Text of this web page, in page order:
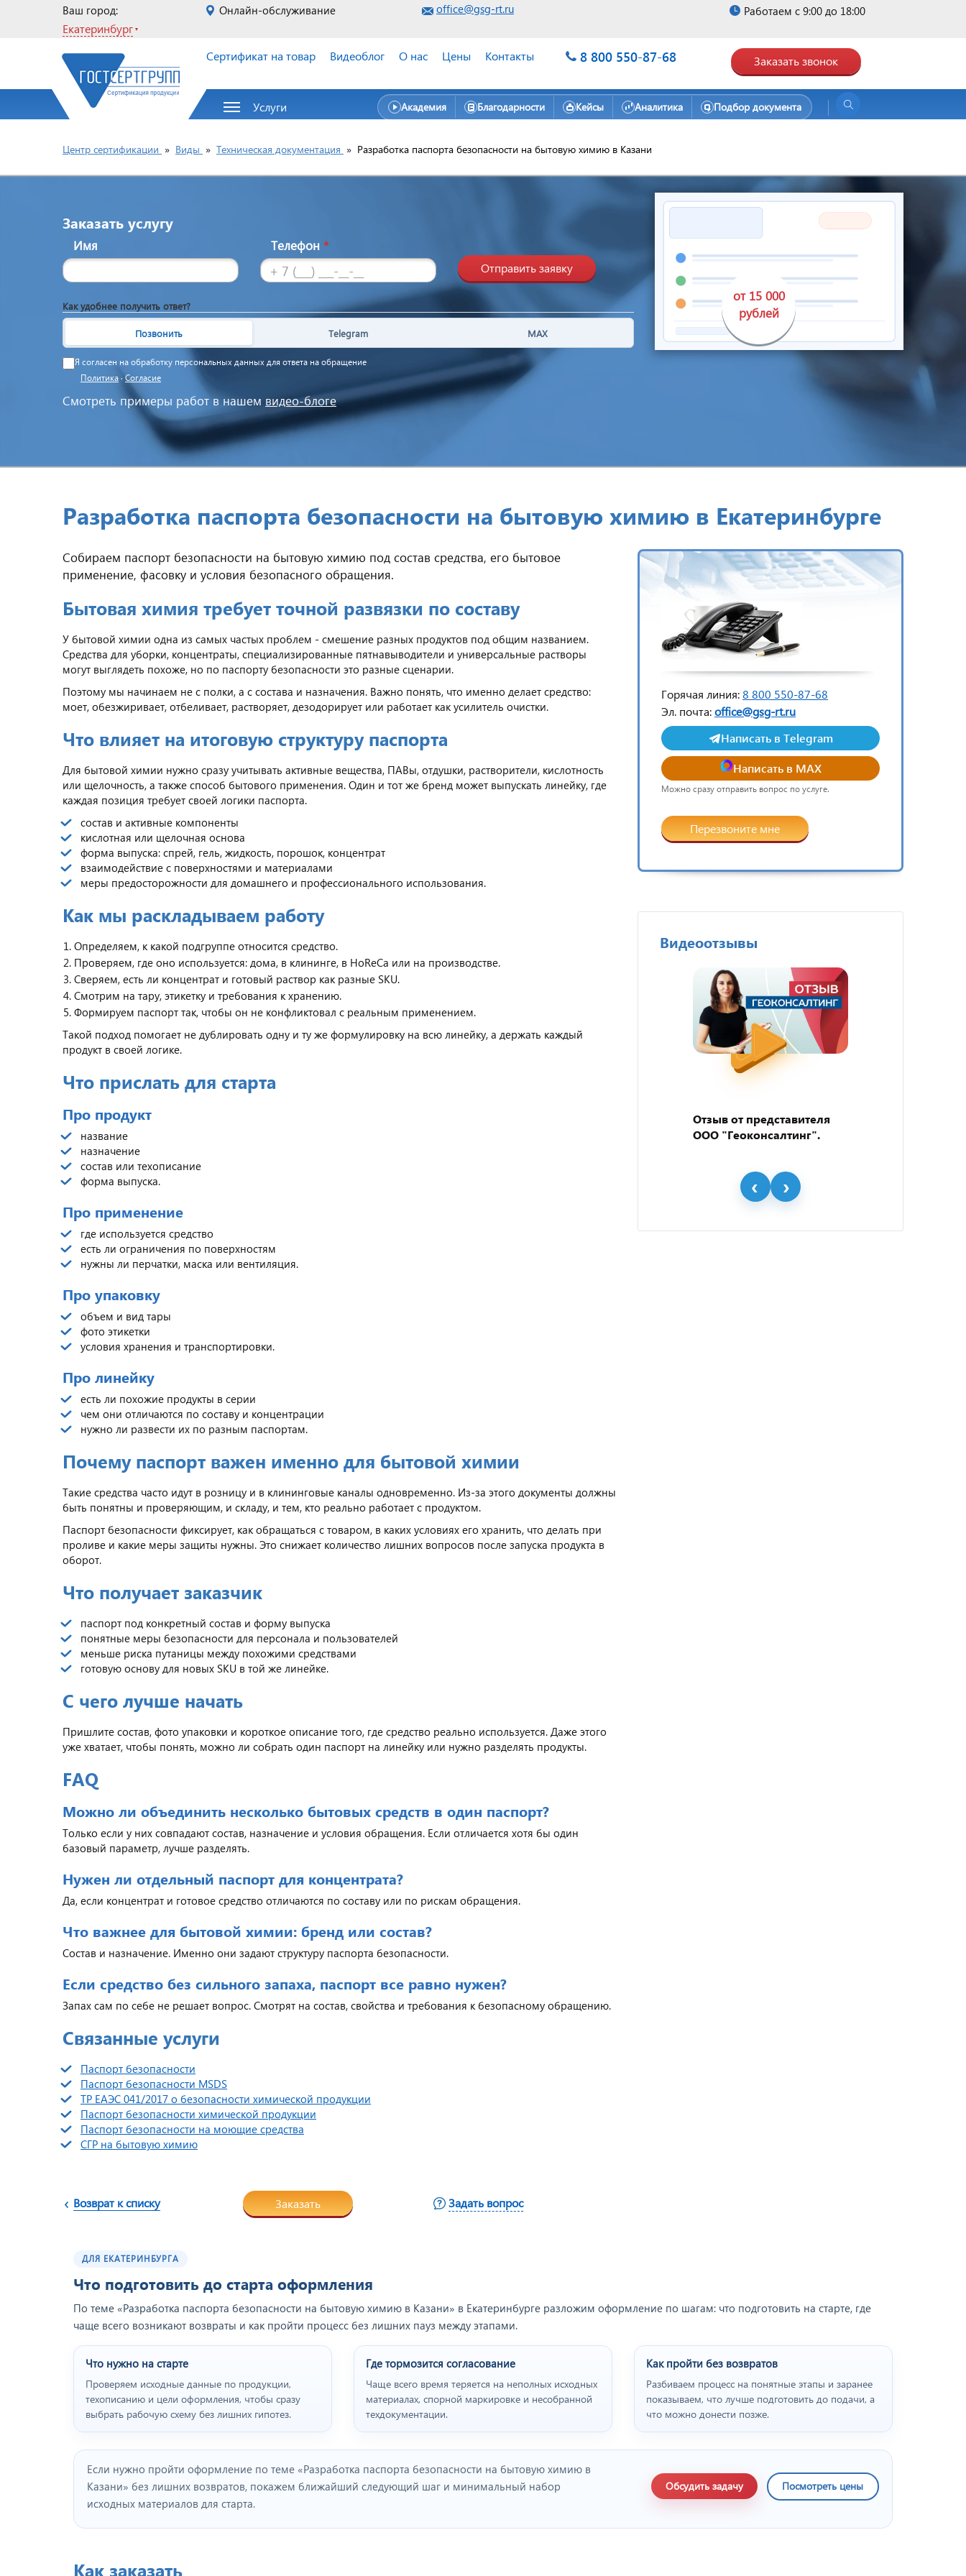
Ваш город:
Екатеринбург
Онлайн-обслуживание office@gsg-rt.ru Работаем с 9:00 до 18:00
Сертификат на товар Видеоблог О нас Цены Контакты 8 800 550-87-68 Заказать звонок
Услуги Академия Благодарности Кейсы Аналитика Подбор документа
Центр сертификации » Виды » Техническая документация » Разработка паспорта безопасности на бытовую химию в Казани
Заказать услугу
Имя Телефон *
Отправить заявку
Как удобнее получить ответ?
Позвонить Telegram MAX
Я согласен на обработку персональных данных для ответа на обращение
Политика ·Согласие
Смотреть примеры работ в нашем видео-блоге
от 15 000
рублей
Разработка паспорта безопасности на бытовую химию в Екатеринбурге
Собираем паспорт безопасности на бытовую химию под состав средства, его бытовое
применение, фасовку и условия безопасного обращения.
Бытовая химия требует точной развязки по составу
У бытовой химии одна из самых частых проблем - смешение разных продуктов под общим названием.
Средства для уборки, концентраты, специализированные пятнавыводители и универсальные растворы
могут выглядеть похоже, но по паспорту безопасности это разные сценарии.
Поэтому мы начинаем не с полки, а с состава и назначения. Важно понять, что именно делает средство:
моет, обезжиривает, отбеливает, растворяет, дезодорирует или работает как усилитель очистки.
Что влияет на итоговую структуру паспорта
Для бытовой химии нужно сразу учитывать активные вещества, ПАВы, отдушки, растворители, кислотность
или щелочность, а также способ бытового применения. Один и тот же бренд может выпускать линейку, где
каждая позиция требует своей логики паспорта.
состав и активные компоненты
кислотная или щелочная основа
форма выпуска: спрей, гель, жидкость, порошок, концентрат
взаимодействие с поверхностями и материалами
меры предосторожности для домашнего и профессионального использования.
Как мы раскладываем работу
Определяем, к какой подгруппе относится средство.
Проверяем, где оно используется: дома, в клининге, в HoReCa или на производстве.
Сверяем, есть ли концентрат и готовый раствор как разные SKU.
Смотрим на тару, этикетку и требования к хранению.
Формируем паспорт так, чтобы он не конфликтовал с реальным применением.
Такой подход помогает не дублировать одну и ту же формулировку на всю линейку, а держать каждый
продукт в своей логике.
Что прислать для старта
Про продукт
название
назначение
состав или техописание
форма выпуска.
Про применение
где используется средство
есть ли ограничения по поверхностям
нужны ли перчатки, маска или вентиляция.
Про упаковку
объем и вид тары
фото этикетки
условия хранения и транспортировки.
Про линейку
есть ли похожие продукты в серии
чем они отличаются по составу и концентрации
нужно ли развести их по разным паспортам.
Почему паспорт важен именно для бытовой химии
Такие средства часто идут в розницу и в клининговые каналы одновременно. Из-за этого документы должны
быть понятны и проверяющим, и складу, и тем, кто реально работает с продуктом.
Паспорт безопасности фиксирует, как обращаться с товаром, в каких условиях его хранить, что делать при
проливе и какие меры защиты нужны. Это снижает количество лишних вопросов после запуска продукта в
оборот.
Что получает заказчик
паспорт под конкретный состав и форму выпуска
понятные меры безопасности для персонала и пользователей
меньше риска путаницы между похожими средствами
готовую основу для новых SKU в той же линейке.
С чего лучше начать
Пришлите состав, фото упаковки и короткое описание того, где средство реально используется. Даже этого
уже хватает, чтобы понять, можно ли собрать один паспорт на линейку или нужно разделять продукты.
FAQ
Можно ли объединить несколько бытовых средств в один паспорт?
Только если у них совпадают состав, назначение и условия обращения. Если отличается хотя бы один
базовый параметр, лучше разделять.
Нужен ли отдельный паспорт для концентрата?
Да, если концентрат и готовое средство отличаются по составу или по рискам обращения.
Что важнее для бытовой химии: бренд или состав?
Состав и назначение. Именно они задают структуру паспорта безопасности.
Если средство без сильного запаха, паспорт все равно нужен?
Запах сам по себе не решает вопрос. Смотрят на состав, свойства и требования к безопасному обращению.
Связанные услуги
Паспорт безопасности
Паспорт безопасности MSDS
ТР ЕАЭС 041/2017 о безопасности химической продукции
Паспорт безопасности химической продукции
Паспорт безопасности на моющие средства
СГР на бытовую химию
Возврат к списку Заказать Задать вопрос
Горячая линия:8 800 550-87-68
Эл. почта:office@gsg-rt.ru
Написать в Telegram
Написать в MAX
Можно сразу отправить вопрос по услуге.
Перезвоните мне
Видеоотзывы
Отзыв от представителя
ООО "Геоконсалтинг".
ДЛЯ ЕКАТЕРИНБУРГА
Что подготовить до старта оформления
По теме «Разработка паспорта безопасности на бытовую химию в Казани» в Екатеринбурге разложим оформление по шагам: что подготовить на старте, где
чаще всего возникают возвраты и как пройти процесс без лишних пауз между этапами.
Что нужно на старте
Проверяем исходные данные по продукции,
техописанию и цели оформления, чтобы сразу
выбрать рабочую схему без лишних гипотез.
Где тормозится согласование
Чаще всего время теряется на неполных исходных
материалах, спорной маркировке и несобранной
техдокументации.
Как пройти без возвратов
Разбиваем процесс на понятные этапы и заранее
показываем, что лучше подготовить до подачи, а
что можно донести позже.
Если нужно пройти оформление по теме «Разработка паспорта безопасности на бытовую химию в
Казани» без лишних возвратов, покажем ближайший следующий шаг и минимальный набор
исходных материалов для старта.
Обсудить задачу Посмотреть цены
Как заказать